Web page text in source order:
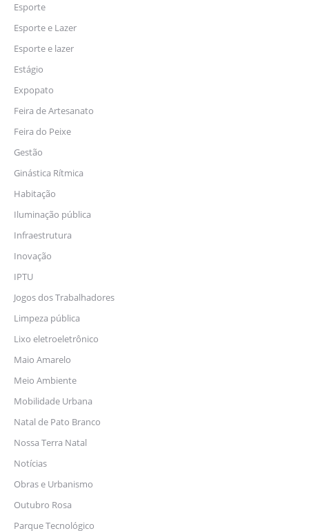
Esporte
Esporte e Lazer
Esporte e lazer
Estágio
Expopato
Feira de Artesanato
Feira do Peixe
Gestão
Ginástica Rítmica
Habitação
Iluminação pública
Infraestrutura
Inovação
IPTU
Jogos dos Trabalhadores
Limpeza pública
Lixo eletroeletrônico
Maio Amarelo
Meio Ambiente
Mobilidade Urbana
Natal de Pato Branco
Nossa Terra Natal
Notícias
Obras e Urbanismo
Outubro Rosa
Parque Tecnológico